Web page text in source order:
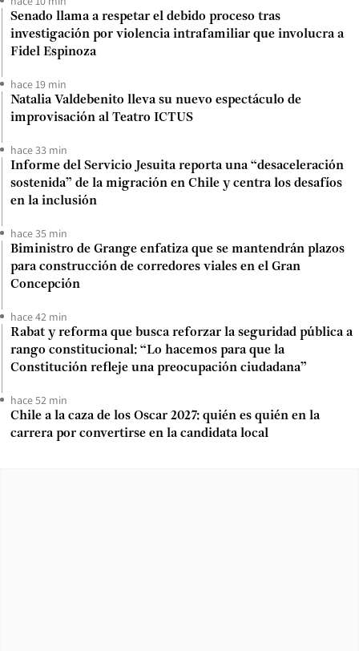
Senado llama a respetar el debido proceso tras
investigación por violencia intrafamiliar que involucra a
Fidel Espinoza
hace 19 min
Natalia Valdebenito lleva su nuevo espectáculo de
improvisación al Teatro ICTUS
hace 33 min
Informe del Servicio Jesuita reporta una “desaceleración
sostenida” de la migración en Chile y centra los desafíos
en la inclusión
hace 35 min
Biministro de Grange enfatiza que se mantendrán plazos
para construcción de corredores viales en el Gran
Concepción
hace 42 min
Rabat y reforma que busca reforzar la seguridad pública a
rango constitucional: “Lo hacemos para que la
Constitución refleje una preocupación ciudadana”
hace 52 min
Chile a la caza de los Oscar 2027: quién es quién en la
carrera por convertirse en la candidata local